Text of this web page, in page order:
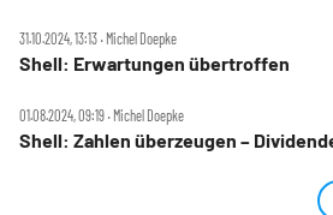
31.10.2024, 13:13 ‧ Michel Doepke
Shell: Erwartungen übertroffen
01.08.2024, 09:19 ‧ Michel Doepke
Shell: Zahlen überzeugen –